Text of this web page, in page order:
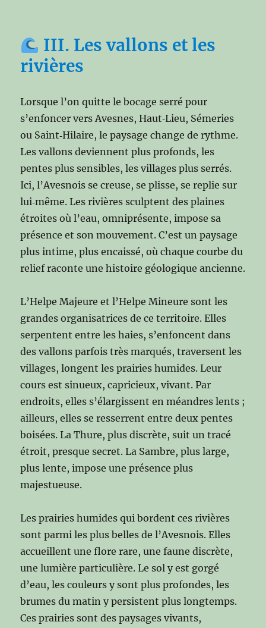
III. Les vallons et les
rivières
Lorsque l’on quitte le bocage serré pour
s’enfoncer vers Avesnes, Haut‑Lieu, Sémeries
ou Saint‑Hilaire, le paysage change de rythme.
Les vallons deviennent plus profonds, les
pentes plus sensibles, les villages plus serrés.
Ici, l’Avesnois se creuse, se plisse, se replie sur
lui‑même. Les rivières sculptent des plaines
étroites où l’eau, omniprésente, impose sa
présence et son mouvement. C’est un paysage
plus intime, plus encaissé, où chaque courbe du
relief raconte une histoire géologique ancienne.
L’Helpe Majeure et l’Helpe Mineure sont les
grandes organisatrices de ce territoire. Elles
serpentent entre les haies, s’enfoncent dans
des vallons parfois très marqués, traversent les
villages, longent les prairies humides. Leur
cours est sinueux, capricieux, vivant. Par
endroits, elles s’élargissent en méandres lents ;
ailleurs, elles se resserrent entre deux pentes
boisées. La Thure, plus discrète, suit un tracé
étroit, presque secret. La Sambre, plus large,
plus lente, impose une présence plus
majestueuse.
Les prairies humides qui bordent ces rivières
sont parmi les plus belles de l’Avesnois. Elles
accueillent une flore rare, une faune discrète,
une lumière particulière. Le sol y est gorgé
d’eau, les couleurs y sont plus profondes, les
brumes du matin y persistent plus longtemps.
Ces prairies sont des paysages vivants,